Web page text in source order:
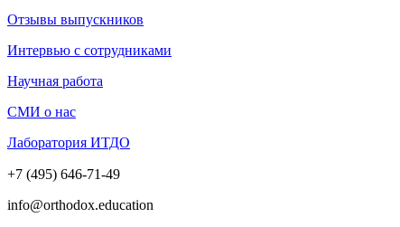
Отзывы выпускников
Интервью с сотрудниками
Научная работа
СМИ о нас
Лаборатория ИТДО
+7 (495) 646-71-49
info@orthodox.education